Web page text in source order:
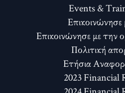
Events &
Επικοινώνησε
Επικοινώνησε με την
Πολιτική
Ετήσια
2023 Financial